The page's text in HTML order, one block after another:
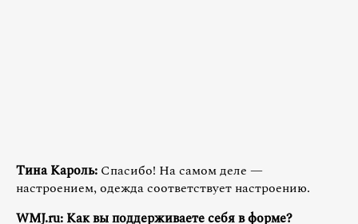
Тина Кароль: Спасибо! На самом деле —
настроением, одежда соответствует настроению.
WMJ.ru: Как вы поддерживаете себя в форме?